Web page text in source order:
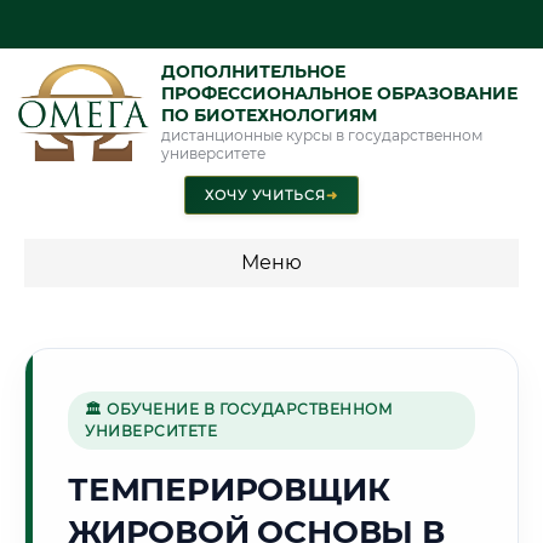
ДОПОЛНИТЕЛЬНОЕ
ПРОФЕССИОНАЛЬНОЕ ОБРАЗОВАНИЕ
ПО БИОТЕХНОЛОГИЯМ
дистанционные курсы в государственном
университете
ХОЧУ УЧИТЬСЯ➜
Меню
🌲
Г. КРАСНОЯРСК
🏛 ОБУЧЕНИЕ В ГОСУДАРСТВЕННОМ
УНИВЕРСИТЕТЕ
ТЕМПЕРИРОВЩИК
ЖИРОВОЙ ОСНОВЫ В